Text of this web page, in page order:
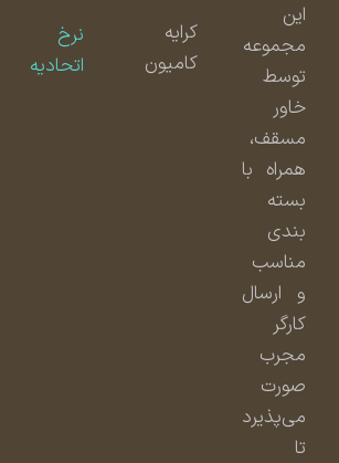
مجموعه
توسط
مسقف،
همراه با
بسته
بندی
مناسب
و ارسال
مجرب
صورت
می‌پذیرد
کامیون
اتحادیه